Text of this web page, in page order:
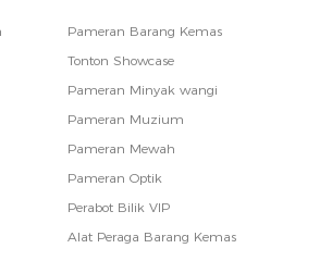
Pameran Barang Kemas
Tonton Showcase
Pameran Minyak wangi
Pameran Muzium
Pameran Mewah
Pameran Optik
Perabot Bilik VIP
Alat Peraga Barang Kemas